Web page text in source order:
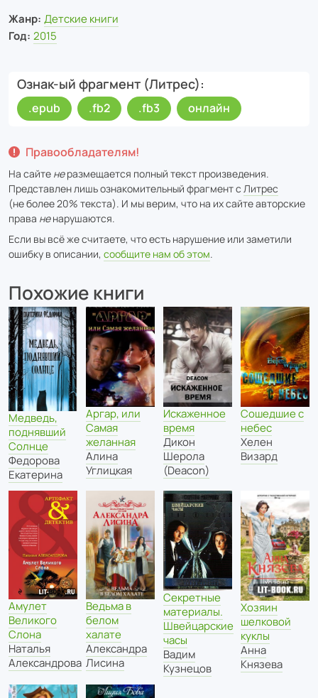
Жанр: Детские книги
Год: 2015
Ознак-ый фрагмент (Литрес)
.epub .fb2 .fb3 онлайн
Правообладателям!
На сайте неразмещается полный текст произведения.
Представлен лишь ознакомительный фрагмент с Литрес
(не более 20% текста). И мы верим, что на их сайте авторские
права ненарушаются.
Если вы всё же считаете, что есть нарушение или заметили
ошибку в описании, сообщите нам об этом.
Похожие книги
Медведь,
поднявший
Солнце
Федорова
Екатерина
Аргар, или
Самая
желанная
Алина
Углицкая
Искаженное
время
Дикон
Шерола
(Deacon)
Сошедшие с
небес
Хелен
Визард
Амулет
Великого
Слона
Наталья
Александрова
Ведьма в
белом
халате
Александра
Лисина
Секретные
материалы.
Швейцарские
часы
Вадим
Кузнецов
Хозяин
шелковой
куклы
Анна
Князева